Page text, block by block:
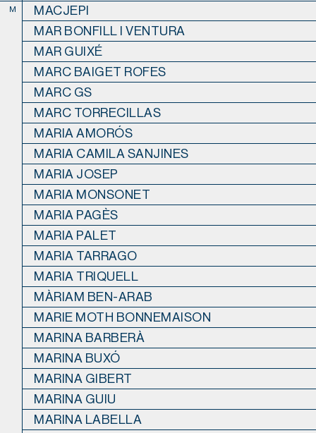
M
MACJEPI
MAR BONFILL I VENTURA
MAR GUIXÉ
MARC BAIGET ROFES
MARC GS
MARC TORRECILLAS
MARIA AMORÓS
MARIA CAMILA SANJINES
MARIA JOSEP
MARIA MONSONET
MARIA PAGÈS
MARIA PALET
MARIA TARRAGO
MARIA TRIQUELL
MÀRIAM BEN-ARAB
MARIE MOTH BONNEMAISON
MARINA BARBERÀ
MARINA BUXÓ
MARINA GIBERT
MARINA GUIU
MARINA LABELLA